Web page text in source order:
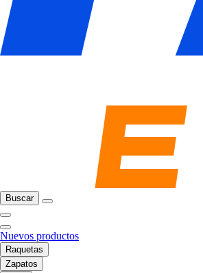
Buscar
Nuevos productos
Raquetas
Zapatos